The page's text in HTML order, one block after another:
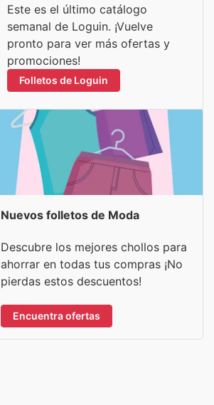
Este es el último catálogo
semanal de Loguin. ¡Vuelve
pronto para ver más ofertas y
promociones!
Folletos de Loguin
Nuevos folletos de Moda
Descubre los mejores chollos para
ahorrar en todas tus compras ¡No
pierdas estos descuentos!
Encuentra ofertas